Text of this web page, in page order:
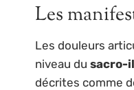
Les
Les douleurs
niveau du sacro-
décrites comme